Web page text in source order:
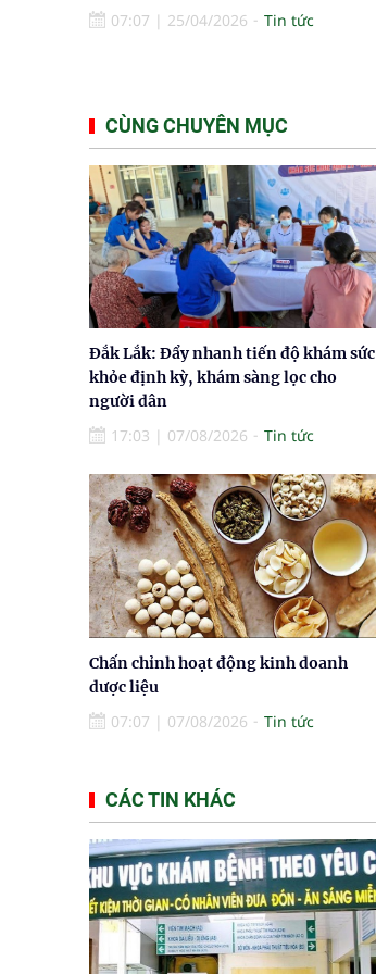
07:07 | 25/04/2026 Tin tức
CÙNG CHUYÊN MỤC
Đắk Lắk: Đẩy nhanh tiến độ khám sức
khỏe định kỳ, khám sàng lọc cho
người dân
17:03 | 07/08/2026 Tin tức
Chấn chỉnh hoạt động kinh doanh
dược liệu
07:07 | 07/08/2026 Tin tức
CÁC TIN KHÁC